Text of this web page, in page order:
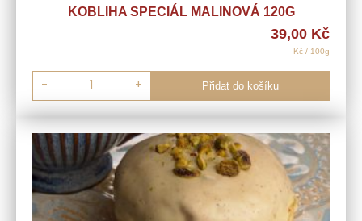
KOBLIHA SPECIÁL MALINOVÁ 120G
39,00 Kč
Kč / 100g
- + Přidat do košíku